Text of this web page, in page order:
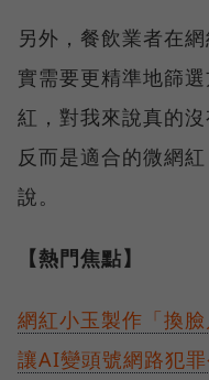
另外，餐飲業者在
實需要更精準地篩
紅，對我來說真的
反而是適合的微網
說。
【熱門焦點】
網紅小玉製作「換
讓AI變頭號網路犯罪